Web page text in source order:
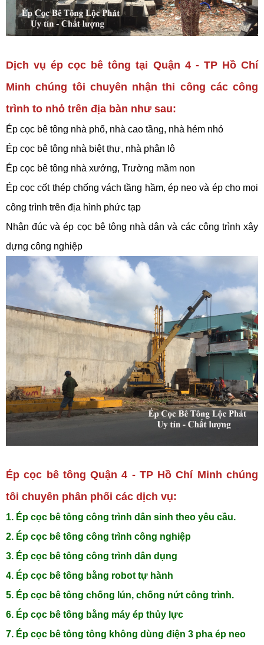
Dịch vụ ép cọc bê tông tại Quận 4 - TP Hồ Chí
Minh chúng tôi chuyên nhận thi công các công
trình to nhỏ trên địa bàn như sau:
Ép cọc bê tông nhà phố, nhà cao tầng, nhà hẻm nhỏ
Ép cọc bê tông nhà biệt thự, nhà phân lô
Ép cọc bê tông nhà xưởng, Trường mầm non
Ép cọc cốt thép chống vách tầng hầm, ép neo và ép cho mọi
công trình trên địa hình phức tạp
Nhận đúc và ép cọc bê tông nhà dân và các công trình xây
dựng công nghiệp​
Ép cọc bê tông Quận 4 - TP Hồ Chí Minh chúng
tôi chuyên phân phối các dịch vụ:
1. Ép cọc bê tông công trình dân sinh theo yêu cầu.
2. Ép cọc bê tông công trình công nghiệp
3. Ép cọc bê tông công trình dân dụng
4. Ép cọc bê tông bằng robot tự hành
5. Ép cọc bê tông chống lún, chống nứt công trình.
6. Ép cọc bê tông bằng máy ép thủy lực
7. Ép cọc bê tông tông không dùng điện 3 pha ép neo